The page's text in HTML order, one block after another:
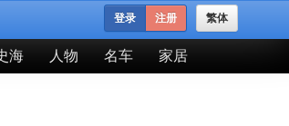
繁体
登录 注册
海 人物 名车 家居